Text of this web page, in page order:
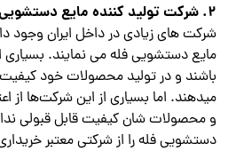
2. شرکت تولید کننده مایع دستشویی
شرکت های زیادی در داخل ایران وجود
مایع دستشویی فله می نمایند. بسیاری
باشند و در تولید محصولات خود کیفیت
میدهند. اما بسیاری از این شرکت‌ها از
و محصولات شان کیفیت قابل قبولی
دستشویی فله را از شرکتی معتبر